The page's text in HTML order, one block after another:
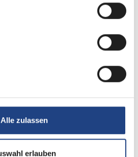
Alle zulassen
erlauben
mit seinem unverwechselbaren
BLACK SELECTION zeigt
einer Ausstrahlung, die man
für alle, die das Besondere
lieben.